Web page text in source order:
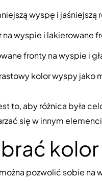
wyspę i jaśniejszą
na wyspie i lakierowane
fronty na wyspie i
kolor wyspy jako
to, aby różnica była
się w innym
pozwolić sobie na